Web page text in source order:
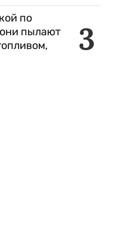
3
по
пылают